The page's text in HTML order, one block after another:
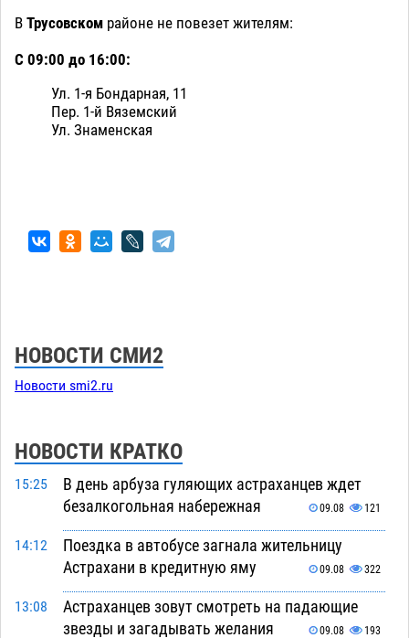
В Трусовском районе не повезет жителям:
С 09:00 до 16:00:
Ул. 1-я Бондарная, 11
Пер. 1-й Вяземский
Ул. Знаменская
НОВОСТИ СМИ2
Новости smi2.ru
НОВОСТИ КРАТКО
15:25
В день арбуза гуляющих астраханцев ждет
безалкогольная набережная
09.08 121
14:12
Поездка в автобусе загнала жительницу
Астрахани в кредитную яму
09.08 322
13:08
Астраханцев зовут смотреть на падающие
звезды и загадывать желания
09.08 193